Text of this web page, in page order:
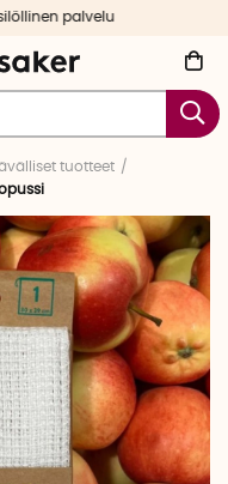
palvelu
tuotteet